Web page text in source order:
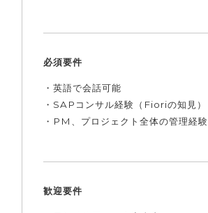
必須要件
・英語で会話可能
・SAPコンサル経験（Fioriの知見）
・PM、プロジェクト全体の管理経験
歓迎要件